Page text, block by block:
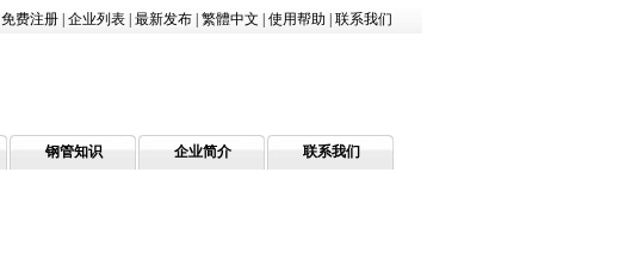
免费注册 企业列表 最新发布 繁體中文 使用帮助 联系我们
钢管知识 企业简介 联系我们